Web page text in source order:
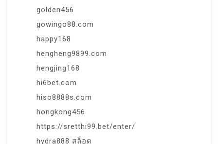
golden456
gowingo88.com
happy168
hengheng9899.com
hengjing168
hi6bet.com
hiso8888s.com
hongkong456
https://sretthi99.bet/enter/
hydra888 สล็อต